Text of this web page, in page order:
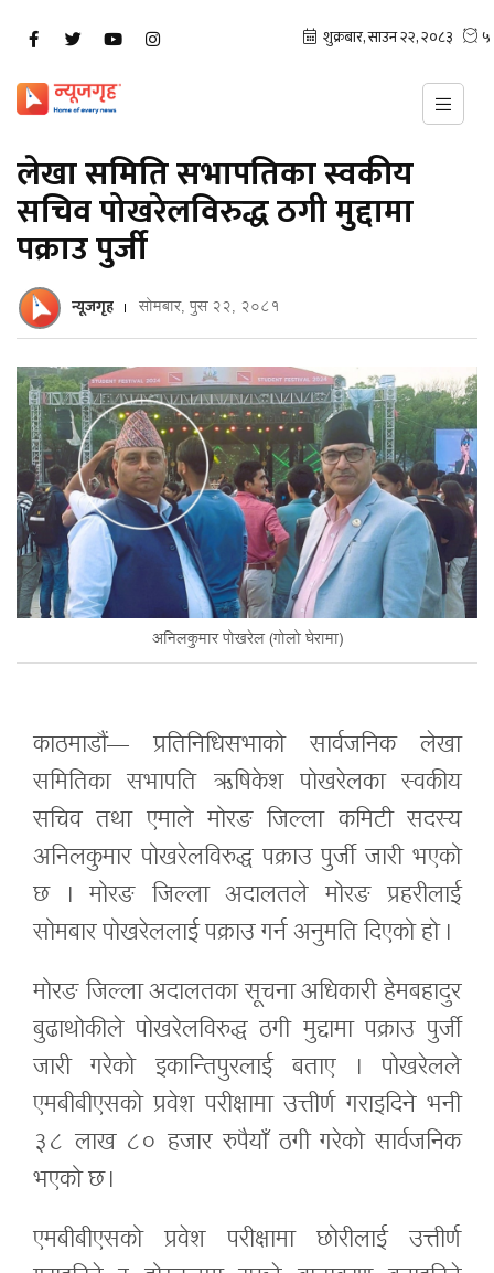
लेखा समिति सभापतिका स्वकीय
सचिव पोखरेलविरुद्ध ठगी मुद्दामा
पक्राउ पुर्जी
न्यूजगृह सोमबार, पुस २२, २०८१
अनिलकुमार पोखरेल (गोलो घेरामा)
काठमाडौं— प्रतिनिधिसभाको सार्वजनिक लेखा
समितिका सभापति ऋषिकेश पोखरेलका स्वकीय
सचिव तथा एमाले मोरङ जिल्ला कमिटी सदस्य
अनिलकुमार पोखरेलविरुद्ध पक्राउ पुर्जी जारी भएको
छ । मोरङ जिल्ला अदालतले मोरङ प्रहरीलाई
सोमबार पोखरेललाई पक्राउ गर्न अनुमति दिएको हो ।
मोरङ जिल्ला अदालतका सूचना अधिकारी हेमबहादुर
बुढाथोकीले पोखरेलविरुद्ध ठगी मुद्दामा पक्राउ पुर्जी
जारी गरेको इकान्तिपुरलाई बताए । पोखरेलले
एमबीबीएसको प्रवेश परीक्षामा उत्तीर्ण गराइदिने भनी
३८ लाख ८० हजार रुपैयाँ ठगी गरेको सार्वजनिक
भएको छ ।
एमबीबीएसको प्रवेश परीक्षामा छोरीलाई उत्तीर्ण